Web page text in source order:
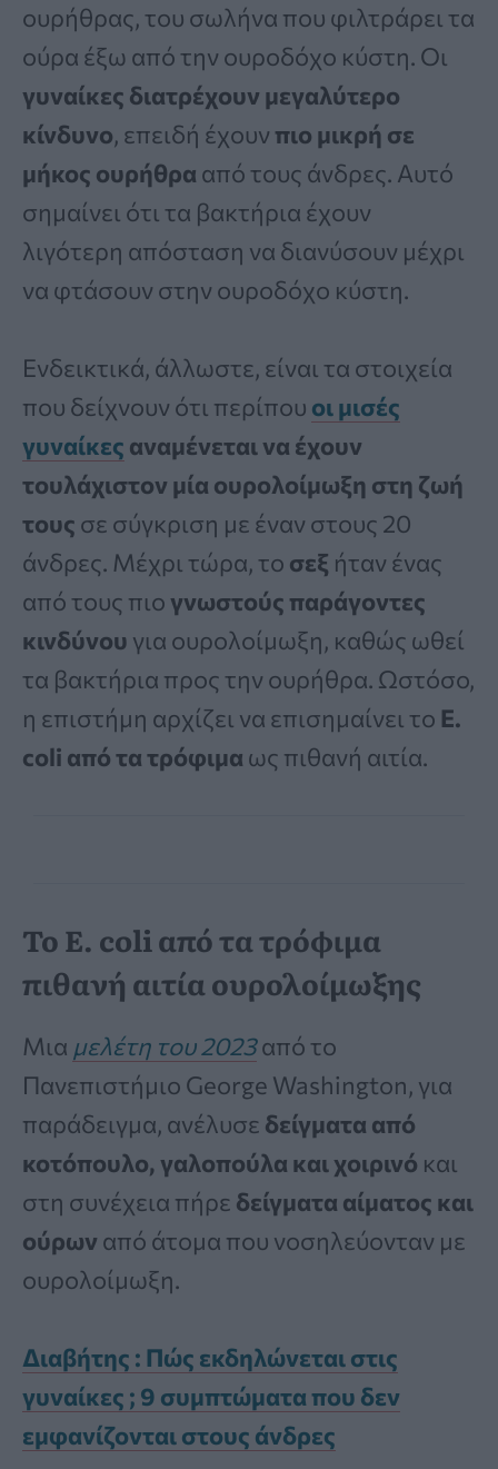
ουρήθρας, του σωλήνα που φιλτράρει τα
ούρα έξω από την ουροδόχο κύστη. Οι
γυναίκες διατρέχουν μεγαλύτερο
κίνδυνο, επειδή έχουν πιο μικρή σε
μήκος ουρήθρα από τους άνδρες. Αυτό
σημαίνει ότι τα βακτήρια έχουν
λιγότερη απόσταση να διανύσουν μέχρι
να φτάσουν στην ουροδόχο κύστη.
Ενδεικτικά, άλλωστε, είναι τα στοιχεία
που δείχνουν ότι περίπου οι μισές
γυναίκες αναμένεται να έχουν
τουλάχιστον μία ουρολοίμωξη στη ζωή
τους σε σύγκριση με έναν στους 20
άνδρες. Μέχρι τώρα, το σεξ ήταν ένας
από τους πιογνωστούς παράγοντες
κινδύνου για ουρολοίμωξη, καθώς ωθεί
τα βακτήρια προς την ουρήθρα. Ωστόσο,
η επιστήμη αρχίζει να επισημαίνει το E.
coli από τα τρόφιμα ως πιθανή αιτία.
Το E. coli από τα τρόφιμα
πιθανή αιτία ουρολοίμωξης
Μια μελέτη του 2023από το
Πανεπιστήμιο George Washington, για
παράδειγμα, ανέλυσε δείγματα από
κοτόπουλο, γαλοπούλα και χοιρινό και
στη συνέχεια πήρε δείγματα αίματος και
ούρων από άτομα που νοσηλεύονταν με
ουρολοίμωξη.
Διαβήτης : Πώς εκδηλώνεται στις
γυναίκες ; 9 συμπτώματα που δεν
εμφανίζονται στους άνδρες